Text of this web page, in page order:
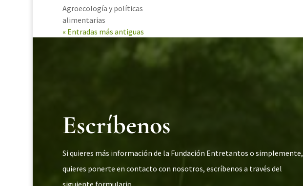
Agroecología y políticas
alimentarias
« Entradas más antiguas
Escríbenos
Si quieres más información de la Fundación Entretantos o simplemente,
quieres ponerte en contacto con nosotros, escríbenos a través del
siguiente formulario